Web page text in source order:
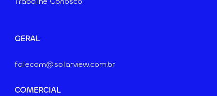
GERAL
falecom@solarview.com.br
COMERCIAL